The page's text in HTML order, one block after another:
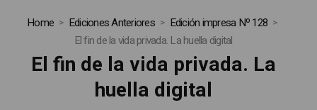
Home Ediciones Anteriores
Edición impresa Nº 128
El fin de la vida privada. La huella digital
El fin de la vida privada. La
huella digital